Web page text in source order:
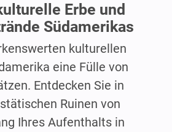
Erbe und
Südamerikas
kulturellen
eine Fülle von
Entdecken Sie in
Ruinen von
Ihres Aufenthalts in